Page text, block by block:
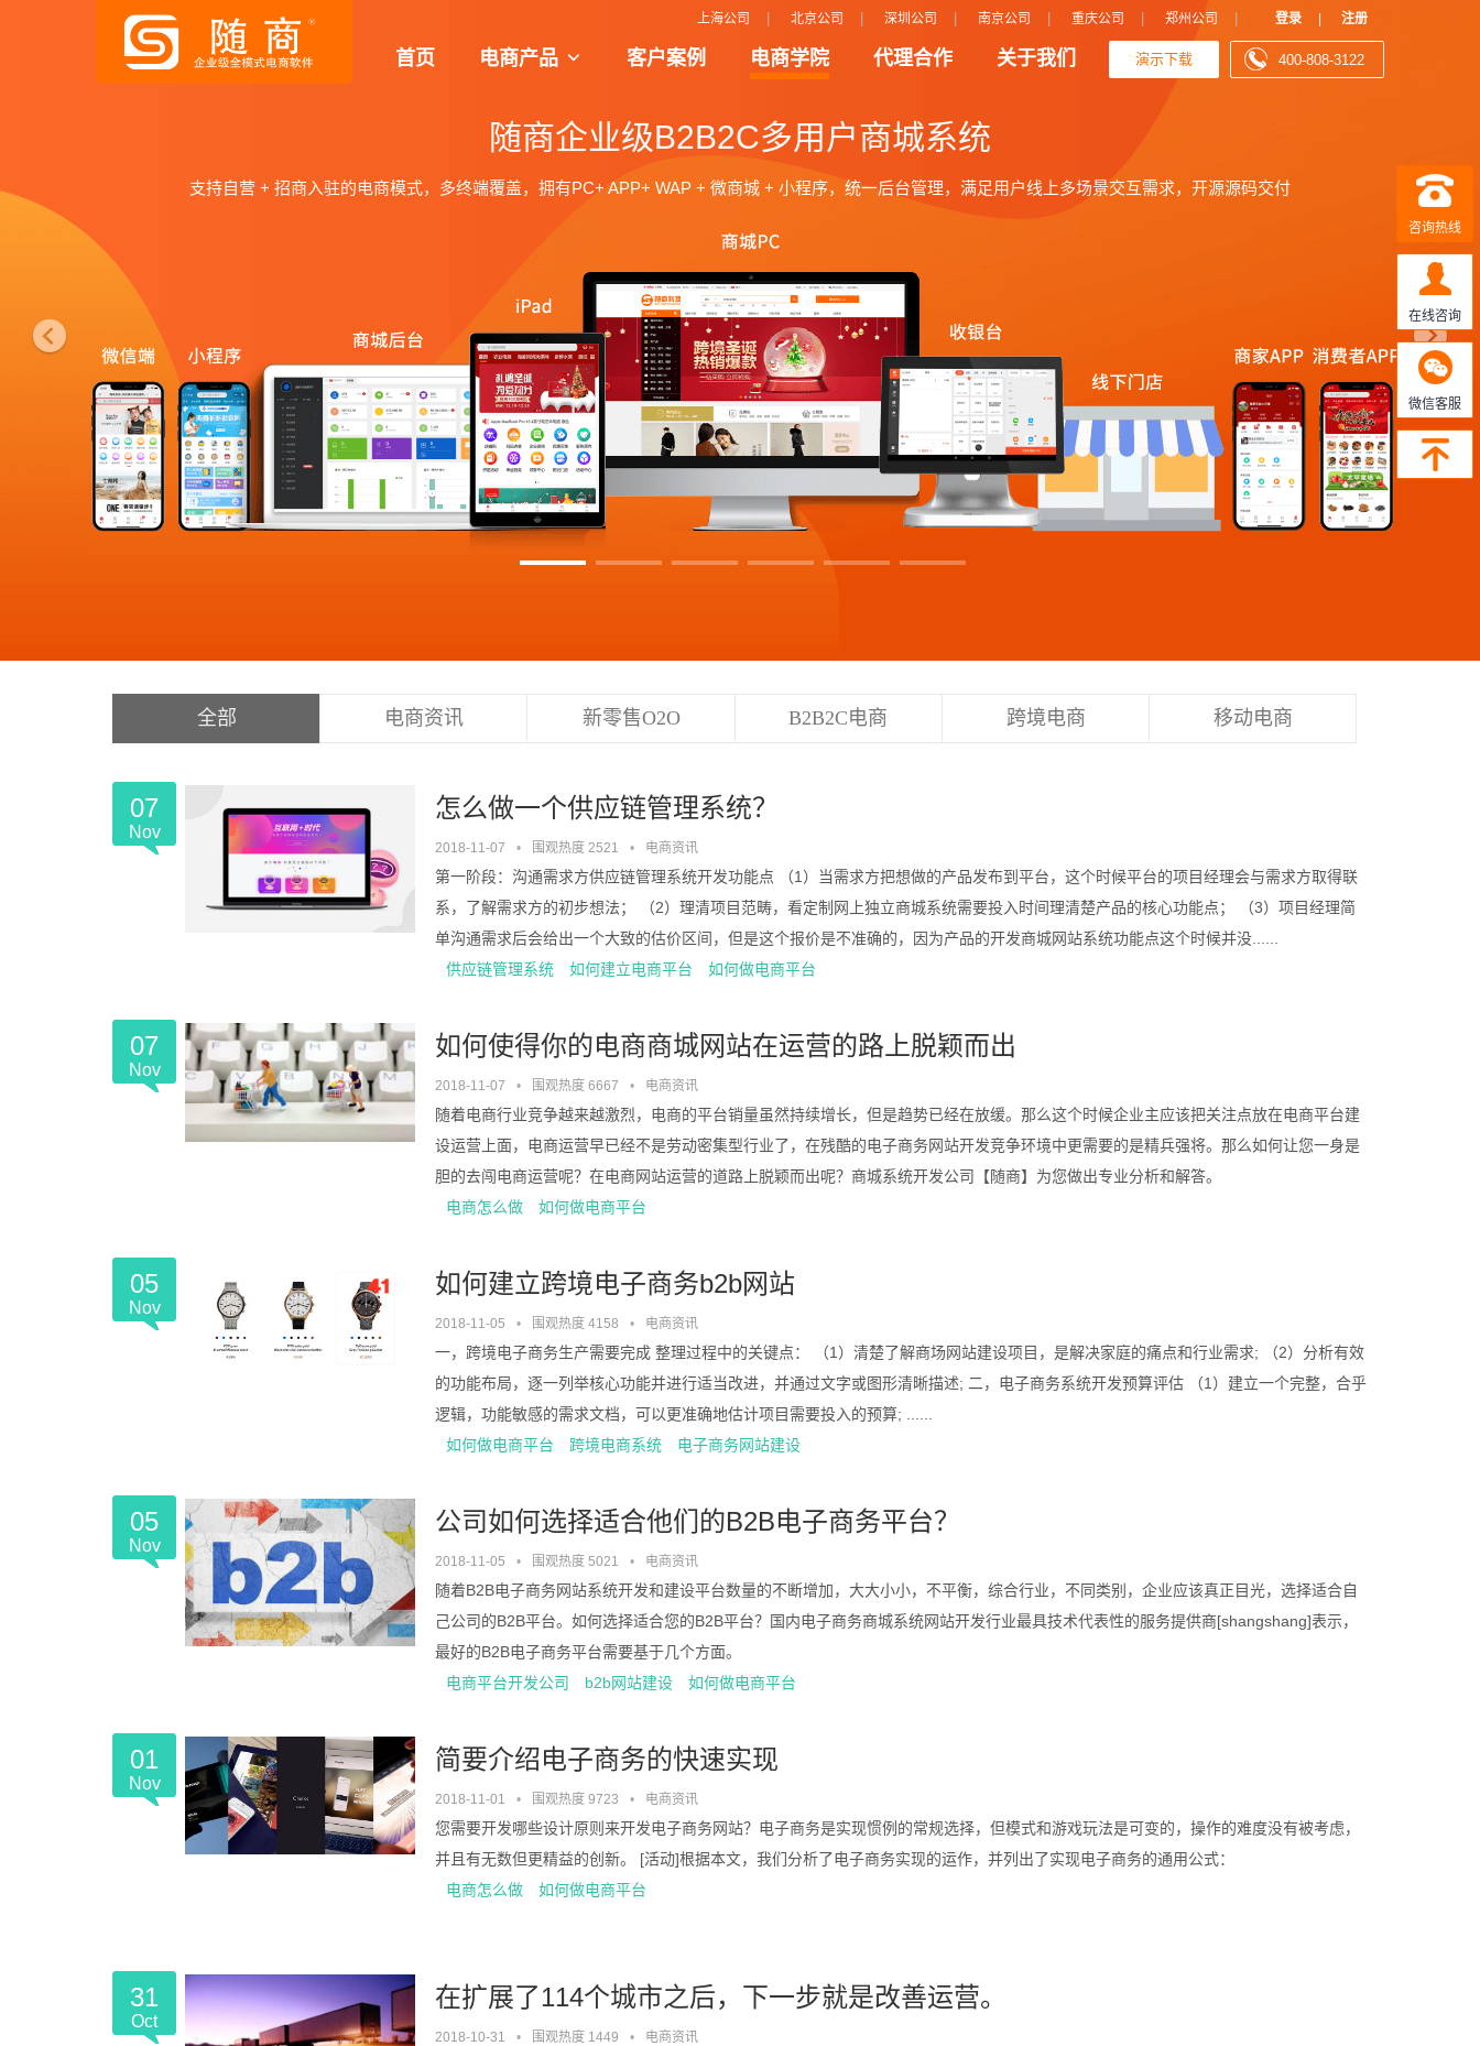
上海公司 北京公司 深圳公司 南京公司 重庆公司 郑州公司 登录 注册
首页 电商产品 客户案例 电商学院 代理合作 关于我们 演示下载 400-808-3122
直播+短视频社交电商系统
提升购买转化，实现流量变现，通过直播+短视频+电商新模式场景把人、货、场的完美呈现和结合
满足小程序、APP多种带货场景，支持多商户直播，打造互动性更强的购物平台
体验直播电商系统
s
全部 电商资讯 新零售O2O B2B2C电商 跨境电商 移动电商
07
Nov
怎么做一个供应链管理系统？
2018-11-07 • 围观热度 2521 • 电商资讯
第一阶段：沟通需求方供应链管理系统开发功能点 （1）当需求方把想做的产品发布到平台，这个时候平台的项目经理会与需求方取得联
系，了解需求方的初步想法； （2）理清项目范畴，看定制网上独立商城系统需要投入时间理清楚产品的核心功能点； （3）项目经理简
单沟通需求后会给出一个大致的估价区间，但是这个报价是不准确的，因为产品的开发商城网站系统功能点这个时候并没......
供应链管理系统
如何建立电商平台 如何做电商平台
07
Nov
如何使得你的电商商城网站在运营的路上脱颖而出​​
2018-11-07 • 围观热度 6667 • 电商资讯
随着电商行业竞争越来越激烈，电商的平台销量虽然持续增长，但是趋势已经在放缓。那么这个时候企业主应该把关注点放在电商平台建
设运营上面，电商运营早已经不是劳动密集型行业了，在残酷的电子商务网站开发竞争环境中更需要的是精兵强将。那么如何让您一身是
胆的去闯电商运营呢？在电商网站运营的道路上脱颖而出呢？商城系统开发公司【随商】为您做出专业分析和解答。
电商怎么做
如何做电商平台
05
Nov
如何建立跨境电子商务b2b网站
2018-11-05 • 围观热度 4158 • 电商资讯
一，跨境电子商务生产需要完成 整理过程中的关键点： （1）清楚了解商场网站建设项目，是解决家庭的痛点和行业需求; （2）分析有效
的功能布局，逐一列举核心功能并进行适当改进，并通过文字或图形清晰描述; 二，电子商务系统开发预算评估 （1）建立一个完整，合乎
逻辑，功能敏感的需求文档，可以更准确地估计项目需要投入的预算; ......
如何做电商平台
跨境电商系统 电子商务网站建设
05
Nov
公司如何选择适合他们的B2B电子商务平台？
2018-11-05 • 围观热度 5021 • 电商资讯
随着B2B电子商务网站系统开发和建设平台数量的不断增加，大大小小，不平衡，综合行业，不同类别，企业应该真正目光，选择适合自
己公司的B2B平台。如何选择适合您的B2B平台？国内电子商务商城系统网站开发行业最具技术代表性的服务提供商[shangshang]表示，
最好的B2B电子商务平台需要基于几个方面。
电商平台开发公司
b2b网站建设 如何做电商平台
01
Nov
简要介绍电子商务的快速实现
2018-11-01 • 围观热度 9723 • 电商资讯
您需要开发哪些设计原则来开发电子商务网站？电子商务是实现惯例的常规选择，但模式和游戏玩法是可变的，操作的难度没有被考虑，
并且有无数但更精益的创新。 [活动]根据本文，我们分析了电子商务实现的运作，并列出了实现电子商务的通用公式：
电商怎么做
如何做电商平台
31
Oct
在扩展了114个城市之后，下一步就是改善运营。
2018-10-31 • 围观热度 1449 • 电商资讯
咨询热线
在线咨询
微信客服